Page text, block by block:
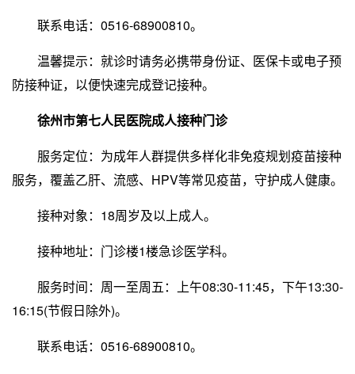
联系电话：0516-68900810。
温馨提示：就诊时请务必携带身份证、医保卡或电子预
防接种证，以便快速完成登记接种。
徐州市第七人民医院成人接种门诊
服务定位：为成年人群提供多样化非免疫规划疫苗接种
服务，覆盖乙肝、流感、HPV等常见疫苗，守护成人健康。
接种对象：18周岁及以上成人。
接种地址：门诊楼1楼急诊医学科。
服务时间：周一至周五：上午08:30-11:45，下午13:30-
16:15(节假日除外)。
联系电话：0516-68900810。